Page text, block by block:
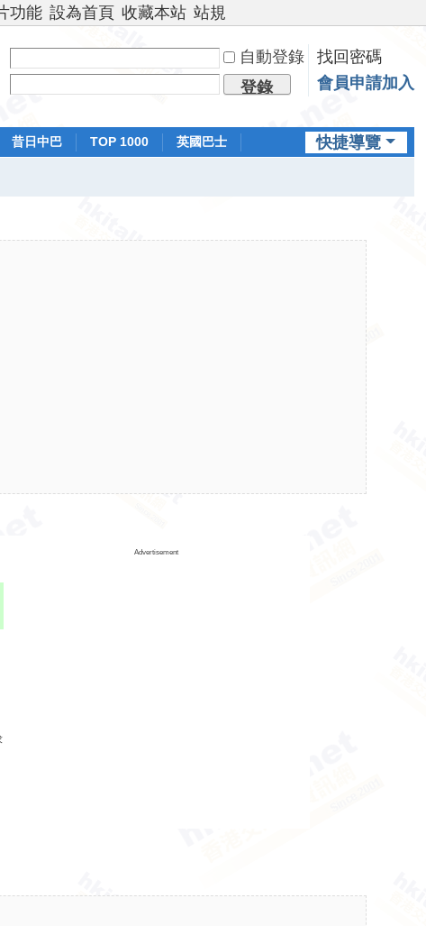
功能 設為首頁 收藏本站 站規
自動登錄
找回密碼
登錄 會員申請加入
快捷導覽
昔日中巴 TOP 1000
英國巴士
Advertisement